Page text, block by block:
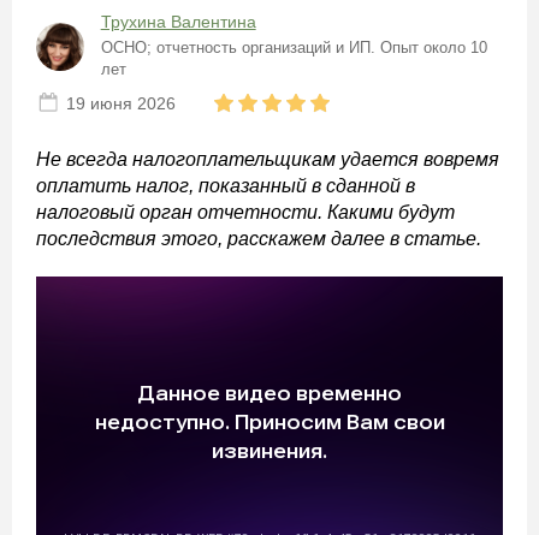
Трухина Валентина
ОСНО; отчетность организаций и ИП. Опыт около 10
лет
19 июня 2026
Не всегда налогоплательщикам удается вовремя
оплатить налог, показанный в сданной в
налоговый орган отчетности. Какими будут
последствия этого, расскажем далее в статье.